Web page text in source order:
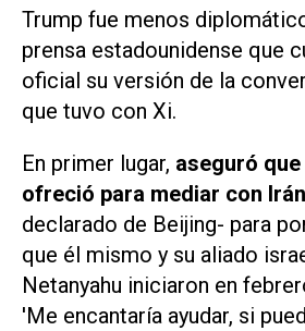
Trump fue menos
prensa estadounidense que
oficial su versión de la
que tuvo con Xi.
En primer lugar, aseguró
ofreció para mediar con Irán
declarado de Beijing- para
que él mismo y su aliado
Netanyahu iniciaron en
'Me encantaría ayudar, si